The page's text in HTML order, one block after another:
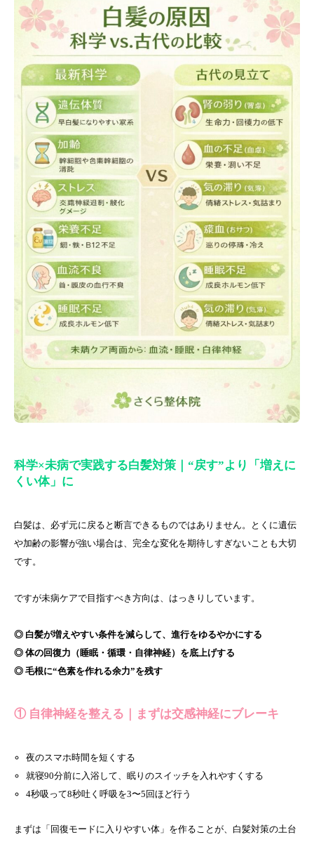
科学×未病で実践する白髪対策｜“戻す”より「増えに
くい体」に
白髪は、必ず元に戻ると断言できるものではありません。とくに遺伝
や加齢の影響が強い場合は、完全な変化を期待しすぎないことも大切
です。
ですが未病ケアで目指すべき方向は、はっきりしています。
◎ 白髪が増えやすい条件を減らして、進行をゆるやかにする
◎ 体の回復力（睡眠・循環・自律神経）を底上げする
◎ 毛根に“色素を作れる余力”を残す
① 自律神経を整える｜まずは交感神経にブレーキ
夜のスマホ時間を短くする
就寝90分前に入浴して、眠りのスイッチを入れやすくする
4秒吸って8秒吐く呼吸を3〜5回ほど行う
まずは「回復モードに入りやすい体」を作ることが、白髪対策の土台